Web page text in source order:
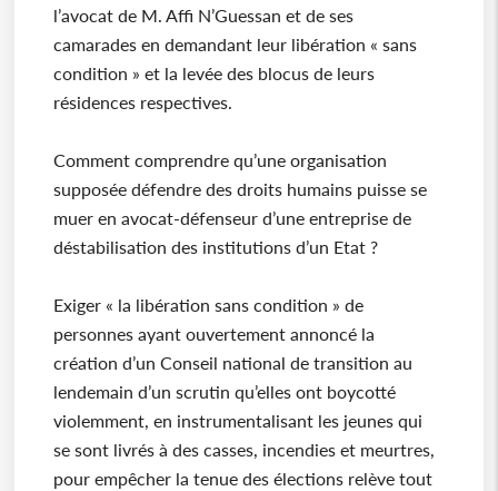
l’avocat de M. Affi N’Guessan et de ses
camarades en demandant leur libération « sans
condition » et la levée des blocus de leurs
résidences respectives.
Comment comprendre qu’une organisation
supposée défendre des droits humains puisse se
muer en avocat-défenseur d’une entreprise de
déstabilisation des institutions d’un Etat ?
Exiger « la libération sans condition » de
personnes ayant ouvertement annoncé la
création d’un Conseil national de transition au
lendemain d’un scrutin qu’elles ont boycotté
violemment, en instrumentalisant les jeunes qui
se sont livrés à des casses, incendies et meurtres,
pour empêcher la tenue des élections relève tout